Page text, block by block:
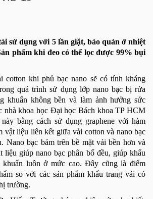
sử dụng với 5 lần giặt, bảo quản ở nhiệt
phẩm khi đeo có thể lọc được 99% bụi
cotton khi phủ bạc nano sẽ có tính kháng
quá trình sử dụng lớp nano bạc bị rửa
khuẩn không bền và làm ảnh hưởng sức
nhà khoa học Đại học Bách khoa TP HCM
bằng cách sử dụng graphene với hàm
vật liệu liên kết giữa vải cotton và nano bạc
Nano bạc bám trên bề mặt vải bền hơn và
liệu giúp nano bạc phân bố đều, giúp khẩu
khuẩn luôn ở mức cao. Đây cũng là điểm
so với các sản phẩm khẩu trang vải có
trường.